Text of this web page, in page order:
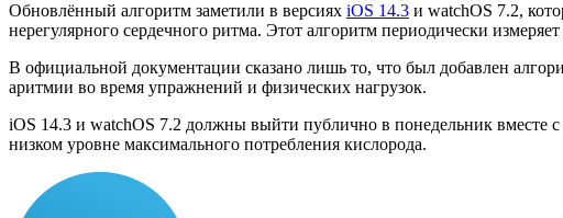
Обновлённый алгоритм заметили в версиях iOS 14.3 и watchOS 7.2,
нерегулярного сердечного ритма. Этот алгоритм периодически
В официальной документации сказано лишь то, что был добавлен
аритмии во время упражнений и физических нагрузок.
iOS 14.3 и watchOS 7.2 должны выйти публично в понедельник вместе
низком уровне максимального потребления кислорода.